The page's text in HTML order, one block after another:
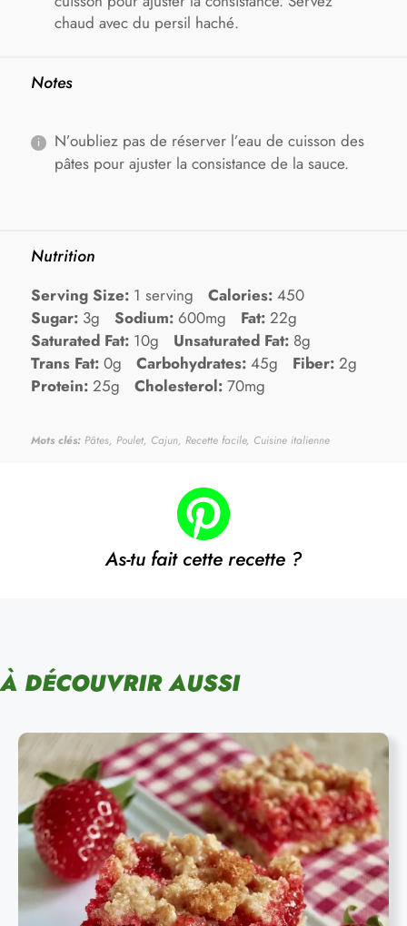
chaud avec du persil haché.
Notes
N’oubliez pas de réserver l’eau de cuisson des
pâtes pour ajuster la consistance de la sauce.
Nutrition
Serving Size: 1 serving Calories: 450
Sugar: 3g Sodium: 600mg Fat: 22g
Saturated Fat: 10g Unsaturated Fat: 8g
Trans Fat: 0g Carbohydrates: 45g Fiber: 2g
Protein: 25g Cholesterol: 70mg
Mots clés: Pâtes, Poulet, Cajun, Recette facile, Cuisine italienne
As-tu fait cette recette ?
À DÉCOUVRIR AUSSI